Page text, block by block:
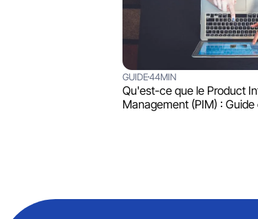
GUIDE44MIN
Qu'est-ce que le Product
Management (PIM) :